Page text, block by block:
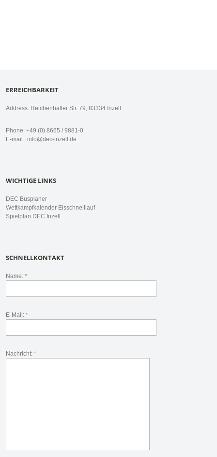
ERREICHBARKEIT
Address: Reichenhaller Str. 79, 83334 Inzell
Phone: +49 (0) 8665 / 9881-0
E-mail: info@dec-inzell.de
WICHTIGE LINKS
DEC Busplaner
Wettkampfkalender Eisschnelllauf
Spielplan DEC Inzell
SCHNELLKONTAKT
Name: *
E-Mail: *
Nachricht: *